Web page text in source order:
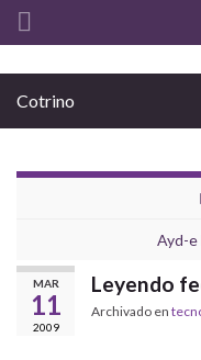
Cotrino
Ayd-e
MAR
11
2009
Leyendo
Archivado en